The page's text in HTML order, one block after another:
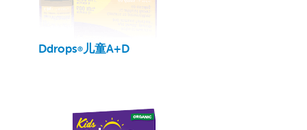
Ddrops®儿童A+D